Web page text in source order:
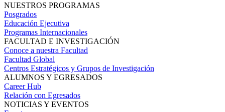
NUESTROS PROGRAMAS
Posgrados
Educación Ejecutiva
Programas Internacionales
FACULTAD E INVESTIGACIÓN
Conoce a nuestra Facultad
Facultad Global
Centros Estratégicos y Grupos de Investigación
ALUMNOS Y EGRESADOS
Career Hub
Relación con Egresados
NOTICIAS Y EVENTOS